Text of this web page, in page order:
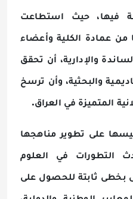
فيها، حيث استطاعت
من عمادة الكلية وأعضاء
والإدارية، أن تحقق
والبحثية، وأن ترسخ
المتميزة في العراق.
على تطوير مناهجها
التطورات في العلوم
بخطى ثابتة للحصول على